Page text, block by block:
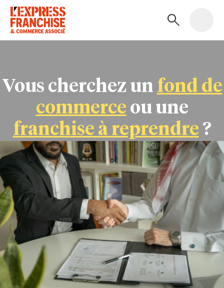
Vous cherchez un fond de
commerce ou une
franchise à reprendre ?